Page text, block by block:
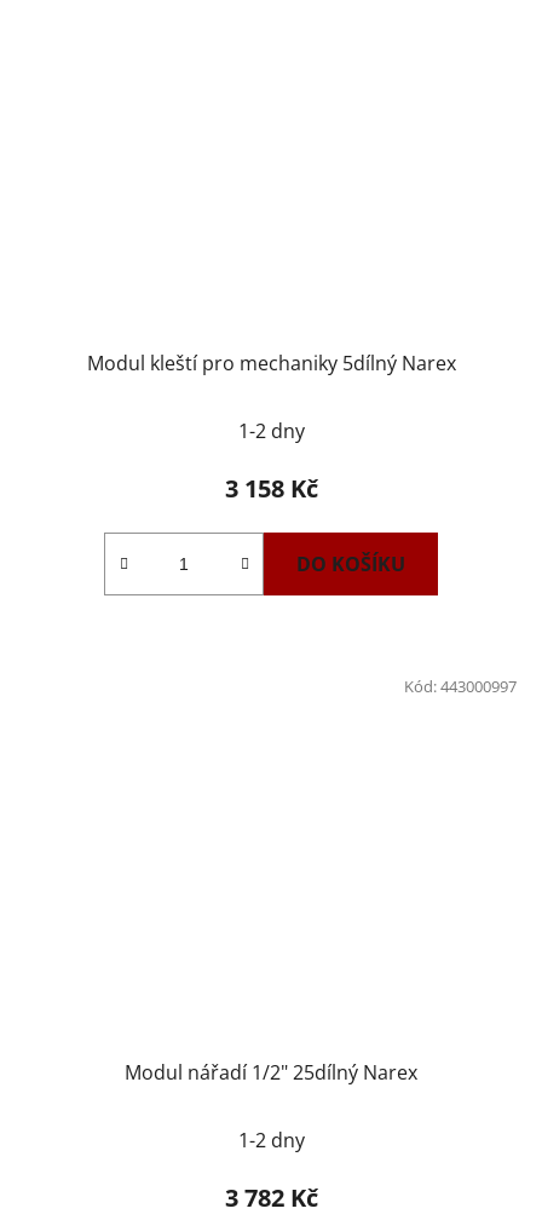
Modul kleští pro mechaniky 5dílný Narex
1-2 dny
3 158 Kč
DO KOŠÍKU
Modul nářadí 1/2" 25dílný Narex
1-2 dny
3 782 Kč
Kód:443000997